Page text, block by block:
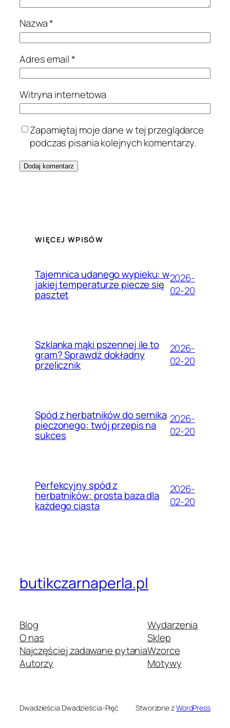
Nazwa*
Adres email*
Witryna internetowa
Zapamiętaj moje dane w tej przeglądarce
podczas pisania kolejnych komentarzy.
WIĘCEJ WPISÓW
Tajemnica udanego wypieku: w
jakiej temperaturze piecze się
pasztet
2026-
02-20
Szklanka mąki pszennej ile to
gram? Sprawdź dokładny
przelicznik
2026-
02-20
Spód z herbatników do sernika
pieczonego: twój przepis na
sukces
2026-
02-20
Perfekcyjny spód z
herbatników: prosta baza dla
każdego ciasta
2026-
02-20
butikczarnaperla.pl
Blog
O nas
Najczęściej zadawane pytania
Autorzy
Wydarzenia
Sklep
Wzorce
Motywy
Dwadzieścia Dwadzieścia-Pięć Stworzone zWordPress